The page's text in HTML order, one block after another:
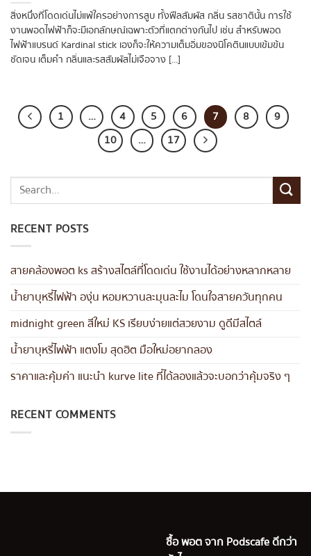
สิ่งหนึ่งที่โดดเด่นไม่แพ้ใครอย่างการสูบ ทั้งฟีลสัมผัส กลิ่น รสชาตินั้น การใช้
งานพอดไฟฟ้าก็จะมีเอกลักษณ์เฉพาะตัวที่แตกต่างกันไป เช่น สำหรับพอด
ไฟฟ้าแบรนด์ Kardinal stick เองก็จะให้ความเต็มอิ่มของนิโคตินแบบเข้มข้น
ชัดเจน เต็มคำ กลิ่นและรสสัมผัสไม่เจือจาง [...]
1 … 4 5 6 7 8
9
10
… 17
RECENT POSTS
สายคล้องพอต ks สร้างสไตล์ที่โดดเด่น ใช้งานได้อย่างหลากหลาย
น้ำยาบุหรี่ไฟฟ้า องุ่น หอมหวานละมุนละไม โดนใจสายควันทุกคน
midnight green สีใหม่ KS เรียบง่ายแต่สวยงาม ดูดีมีสไตล์
น้ำยาบุหรี่ไฟฟ้า แตงโม สุดฮิต มือใหม่อยากลอง
ราคาและคุ้มค่า แนะนำ kurve lite ที่ได้ลองแล้วจะบอกว่าคุ้มจริง ๆ
RECENT COMMENTS
ซื้อ พอต จาก Podscafe ดีกว่า